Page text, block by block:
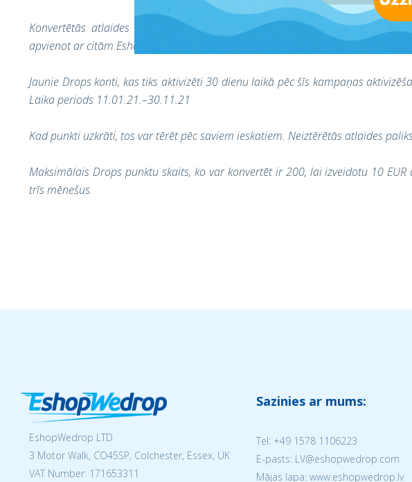
Konvertētās atlaides varēs tikt izmantotas nosedzot EshopWedrop
apvienot ar citām EshopWedrop piedāvātajām atlaidēm un akcijām.
Jaunie Drops konti, kas tiks aktivizēti 30 dienu laikā pēc šīs kampaņas
Laika periods 11.01.21.–30.11.21
Kad punkti uzkrāti, tos var tērēt pēc saviem ieskatiem. Neiztērētās atlaides
Maksimālais Drops punktu skaits, ko var konvertēt ir 200, lai izveidotu 10
trīs mēnešus.
EshopWedrop LTD
3 Motor Walk, CO45SP, Colchester, Essex, UK
VAT Number: 171653311
Sazinies ar mums:
Tel: +49 1578 1106223
E-pasts: LV@eshopwedrop.com
Mājas lapa: www.eshopwedrop.lv